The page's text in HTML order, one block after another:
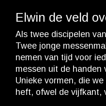
Elwin de veld
Als twee discipelen
Twee jonge
nemen van tijd voor
messen uit de handen
Unieke vormen, die
heft, ofwel de vijfkant,